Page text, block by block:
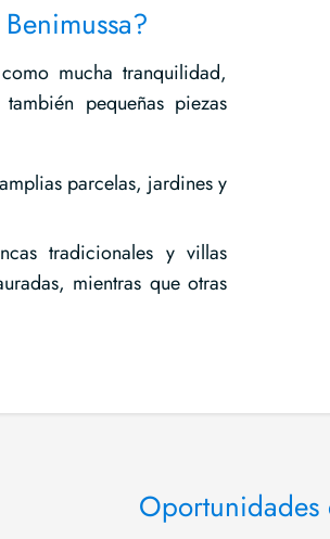
mucha tranquilidad,
pequeñas piezas
parcelas, jardines y
tradicionales y villas
mientras que otras
Oportunidades